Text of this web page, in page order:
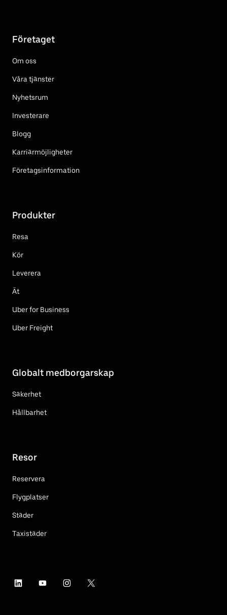
Företaget
Om oss
Våra tjänster
Nyhetsrum
Investerare
Blogg
Karriärmöjligheter
Företagsinformation
Produkter
Resa
Kör
Leverera
Ät
Uber for Business
Uber Freight
Globalt medborgarskap
Säkerhet
Hållbarhet
Resor
Reservera
Flygplatser
Städer
Taxistäder